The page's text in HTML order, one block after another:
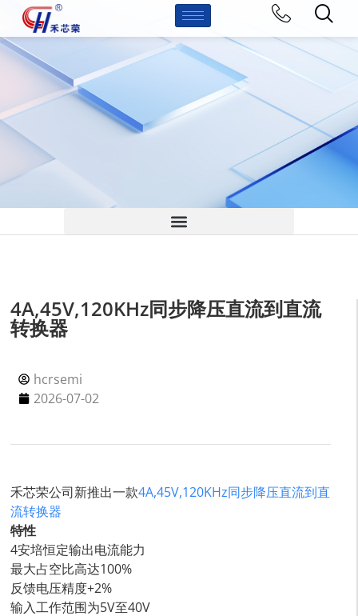
4A,45V,120KHz同步降压直流到直流
转换器
hcrsemi
2026-07-02
禾芯荣公司新推出一款4A,45V,120KHz同步降压直流到直
流转换器
特性
4安培恒定输出电流能力
最大占空比高达100%
反馈电压精度+2%
输入工作范围为5V至40V